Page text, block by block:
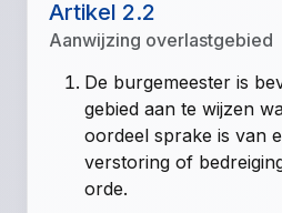
Artikel 2.2
Aanwijzing overlastgebied
De burgemeester is
gebied aan te wijzen
oordeel sprake is van
verstoring of
orde.